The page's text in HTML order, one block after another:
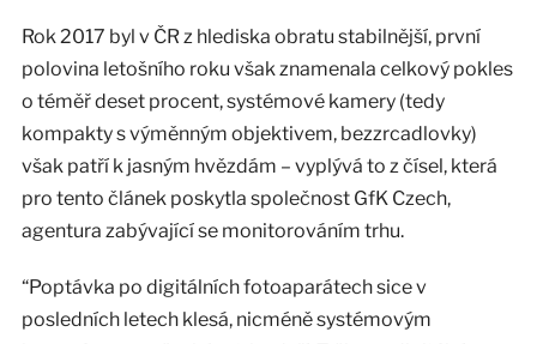
Rok 2017 byl v ČR z hlediska obratu stabilnější, první
polovina letošního roku však znamenala celkový pokles
o téměř deset procent, systémové kamery (tedy
kompakty s výměnným objektivem, bezzrcadlovky)
však patří k jasným hvězdám – vyplývá to z čísel, která
pro tento článek poskytla společnost GfK Czech,
agentura zabývající se monitorováním trhu.
“Poptávka po digitálních fotoaparátech sice v
posledních letech klesá, nicméně systémovým